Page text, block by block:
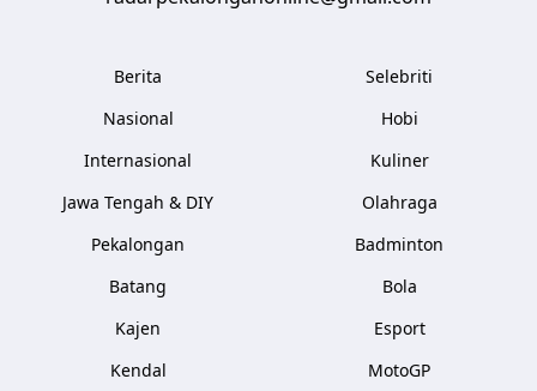
Berita
Nasional
Internasional
Jawa Tengah & DIY
Pekalongan
Batang
Kajen
Kendal
Selebriti
Hobi
Kuliner
Olahraga
Badminton
Bola
Esport
MotoGP